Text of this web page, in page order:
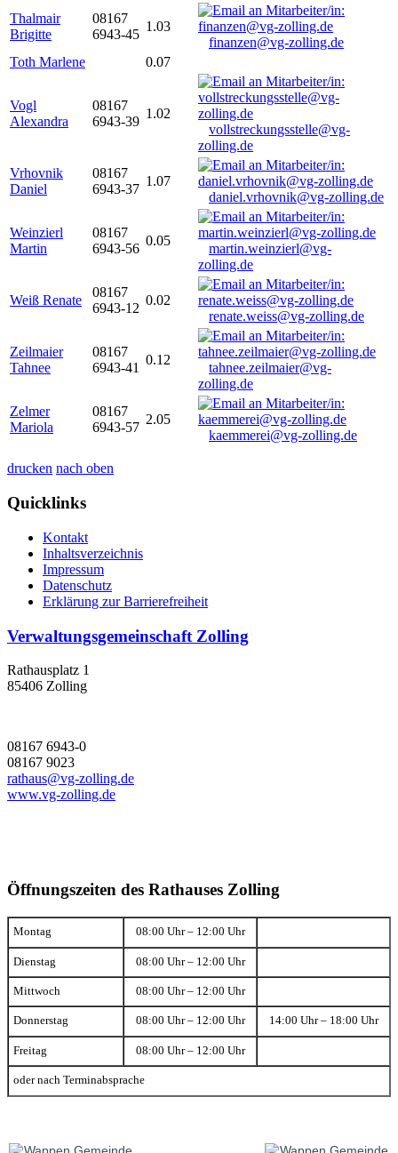
Thalmair
Brigitte
08167
6943-45
1.03
finanzen@vg-zolling.de
Toth Marlene
0.07
Vogl
Alexandra
08167
6943-39
1.02
vollstreckungsstelle@vg-
zolling.de
Vrhovnik
Daniel
08167
6943-37
1.07
daniel.vrhovnik@vg-zolling.de
Weinzierl
Martin
08167
6943-56
0.05
martin.weinzierl@vg-
zolling.de
Weiß Renate
08167
6943-12
0.02
renate.weiss@vg-zolling.de
Zeilmaier
Tahnee
08167
6943-41
0.12
tahnee.zeilmaier@vg-
zolling.de
Zelmer
Mariola
08167
6943-57
2.05
kaemmerei@vg-zolling.de
drucken nach oben
Quicklinks
Kontakt
Inhaltsverzeichnis
Impressum
Datenschutz
Erklärung zur Barrierefreiheit
Verwaltungsgemeinschaft Zolling
Rathausplatz 1
85406 Zolling
08167 6943-0
08167 9023
rathaus@vg-zolling.de
www.vg-zolling.de
Öffnungszeiten des Rathauses Zolling
Montag 08:00 Uhr – 12:00 Uhr
Dienstag 08:00 Uhr – 12:00 Uhr
Mittwoch 08:00 Uhr – 12:00 Uhr
Donnerstag 08:00 Uhr – 12:00 Uhr 14:00 Uhr – 18:00 Uhr
Freitag 08:00 Uhr – 12:00 Uhr
oder nach Terminabsprache